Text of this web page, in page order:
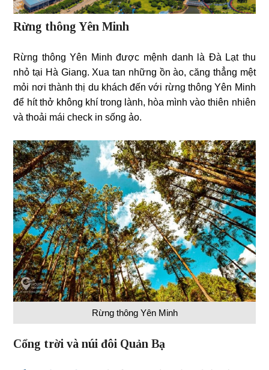
Rừng thông Yên Minh
Rừng thông Yên Minh được mệnh danh là Đà Lạt thu
nhỏ tại Hà Giang. Xua tan những ồn ào, căng thẳng mệt
mỏi nơi thành thị du khách đến với rừng thông Yên Minh
để hít thở không khí trong lành, hòa mình vào thiên nhiên
và thoải mái check in sống ảo.
Rừng thông Yên Minh
Cổng trời và núi đôi Quản Bạ